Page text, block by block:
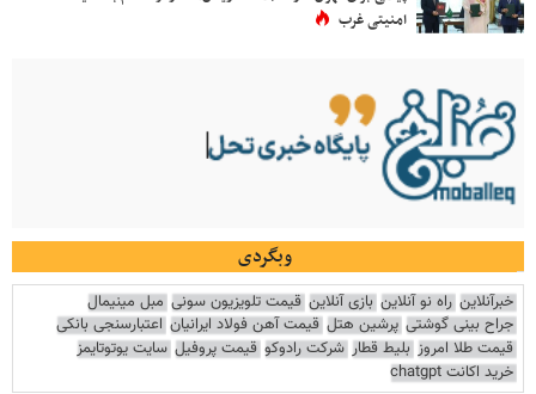
امنیتی غرب
وبگردی
خبرآنلاین راه نو آنلاین بازی آنلاین قیمت تلویزیون سونی مبل مینیمال
جراح بینی گوشتی پرشین هتل قیمت آهن فولاد ایرانیان اعتبارسنجی بانکی
قیمت طلا امروز بلیط قطار شرکت رادوکو قیمت پروفیل سایت یوتوتایمز
خرید اکانت chatgpt